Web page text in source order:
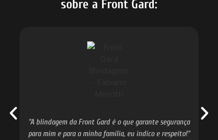
sobre a Front Gard:
"A blindagem da Front Gard é o que garante segurança
para mim e para a minha família, eu indico e respeito!"